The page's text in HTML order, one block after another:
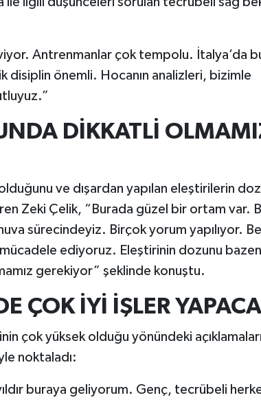
Antrenmanlar çok tempolu. İtalya’da
önemli. Hocanın analizleri, bizimle
DİKKATLİ
ve dışardan yapılan eleştirilerin
Zeki Çelik, “Burada güzel bir ortam var.
sürecindeyiz. Birçok yorum yapılıyor.
ediyoruz. Eleştirinin dozunu bazen
gerekiyor” şeklinde konuştu.
ÇOK İYİ İŞLER
çok yüksek olduğu yönündeki açıklamaları
noktaladı:
buraya geliyorum. Genç, tecrübeli